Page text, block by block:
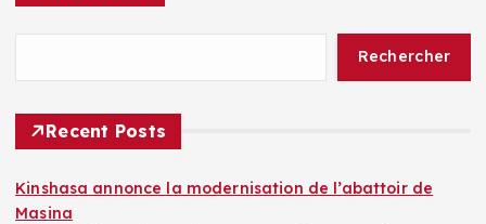
Rechercher
Recent Posts
Kinshasa annonce la modernisation de l’abattoir de
Masina